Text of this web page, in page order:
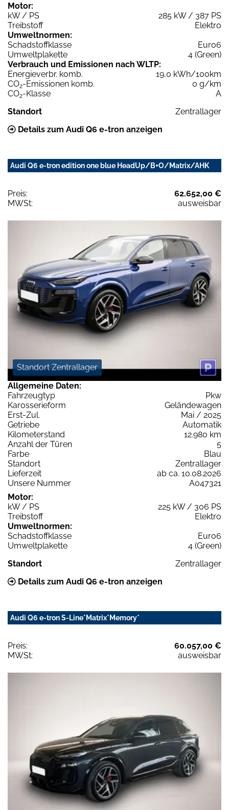
Motor:
kW / PS
285 kW / 387 PS
Treibstoff
Elektro
Umweltnormen:
Schadstoffklasse
Euro6
Umweltplakette
4 (Green)
Verbrauch und Emissionen nach WLTP:
Energieverbr. komb.
19,0 kWh/100km
CO2-Emissionen komb.
0 g/km
CO2-Klasse
A
Standort
Zentrallager
Details zum Audi Q6 e-tron anzeigen
Audi Q6 e-tron edition one blue HeadUp/B+O/Matrix/AHK
Preis:
62.652,00 €
MWSt:
ausweisbar
Standort Zentrallager
Allgemeine Daten:
Fahrzeugtyp
Pkw
Karosserieform
Geländewagen
Erst-Zul.
Mai / 2025
Getriebe
Automatik
Kilometerstand
12.980 km
Anzahl der Türen
5
Farbe
Blau
Standort
Zentrallager
Lieferzeit
ab ca. 10.08.2026
Unsere Nummer
A047321
Motor:
kW / PS
225 kW / 306 PS
Treibstoff
Elektro
Umweltnormen:
Schadstoffklasse
Euro6
Umweltplakette
4 (Green)
Standort
Zentrallager
Details zum Audi Q6 e-tron anzeigen
Audi Q6 e-tron S-Line*Matrix*Memory*
Preis:
60.057,00 €
MWSt:
ausweisbar